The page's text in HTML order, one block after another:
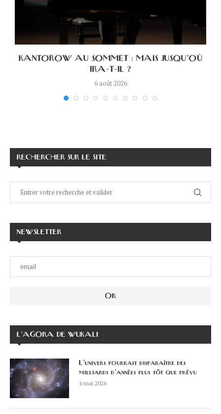
KANTOROW AU SOMMET : MAIS JUSQU’OÙ
IRA-T-IL ?
6 août 2026
RECHERCHER SUR LE SITE
NEWSLETTER
L’AGORA DE WUKALI
L’univers pourrait disparaître des
milliards d’années plus tôt que prévu
4 mai 2026